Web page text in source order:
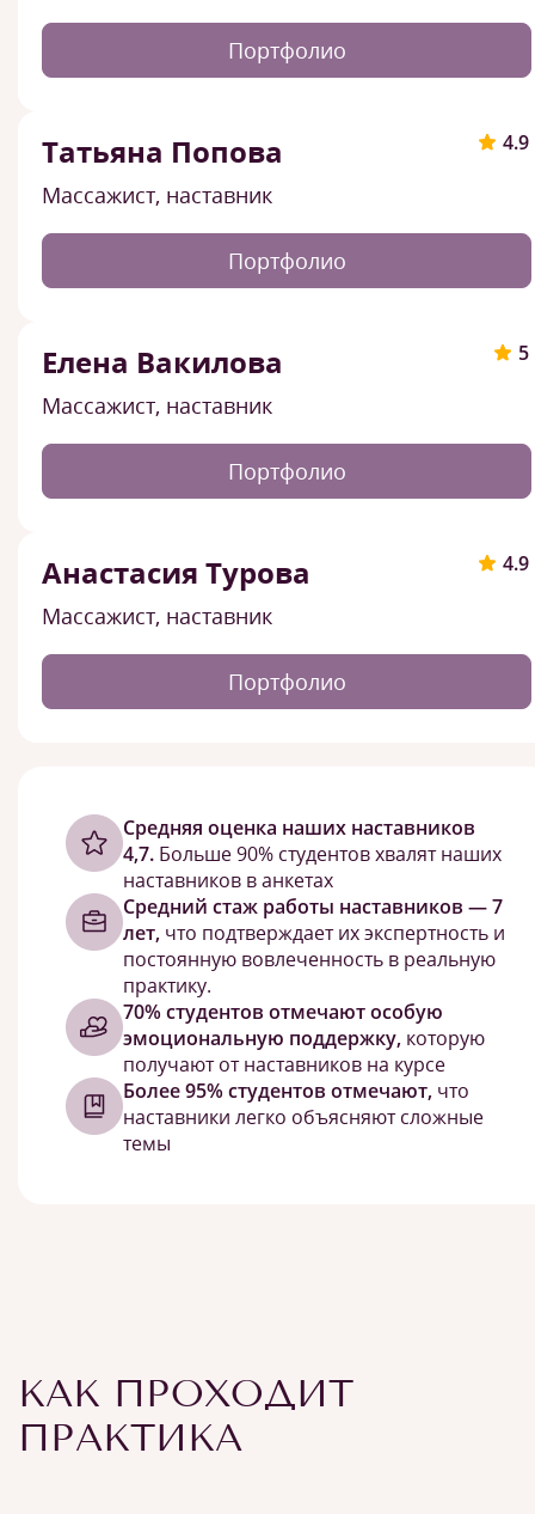
Портфолио
4.9
Татьяна Попова
Массажист, наставник
Портфолио
5
Елена Вакилова
Массажист, наставник
Портфолио
4.9
Анастасия Турова
Массажист, наставник
Портфолио
Cредняя оценка наших наставников
4,7. Больше 90% студентов хвалят наших
наставников в анкетах
Средний стаж работы наставников — 7
лет, что подтверждает их экспертность и
постоянную вовлеченность в реальную
практику.
70% студентов отмечают особую
эмоциональную поддержку, которую
получают от наставников на курсе
Более 95% студентов отмечают, что
наставники легко объясняют сложные
темы
КАК ПРОХОДИТ
ПРАКТИКА